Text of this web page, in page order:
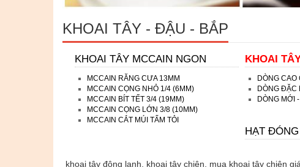
KHOAI TÂY - ĐẬU - BẮP
KHOAI TÂY MCCAIN NGON
MCCAIN RĂNG CƯA 13MM
MCCAIN CỌNG NHỎ 1/4 (6MM)
MCCAIN BÍT TẾT 3/4 (19MM)
MCCAIN CỌNG LỚN 3/8 (10MM)
MCCAIN CẮT MÚI TẨM TỎI
KHOAI
DÒNG CAO
DÒNG ĐẶC
DÒNG MỚI
HẠT
khoai tây đông lạnh, khoai tây chiên, mua khoai tây chiên